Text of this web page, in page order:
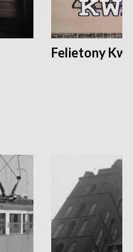
Felietony